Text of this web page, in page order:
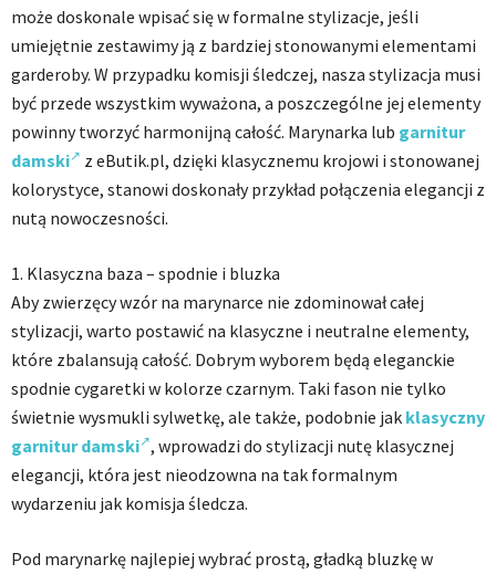
może doskonale wpisać się w formalne stylizacje, jeśli
umiejętnie zestawimy ją z bardziej stonowanymi elementami
garderoby. W przypadku komisji śledczej, nasza stylizacja musi
być przede wszystkim wyważona, a poszczególne jej elementy
powinny tworzyć harmonijną całość. Marynarka lub garnitur
damski
z eButik.pl, dzięki klasycznemu krojowi i stonowanej
kolorystyce, stanowi doskonały przykład połączenia elegancji z
nutą nowoczesności.
1. Klasyczna baza – spodnie i bluzka
Aby zwierzęcy wzór na marynarce nie zdominował całej
stylizacji, warto postawić na klasyczne i neutralne elementy,
które zbalansują całość. Dobrym wyborem będą eleganckie
spodnie cygaretki w kolorze czarnym. Taki fason nie tylko
świetnie wysmukli sylwetkę, ale także, podobnie jak klasyczny
garnitur damski , wprowadzi do stylizacji nutę klasycznej
elegancji, która jest nieodzowna na tak formalnym
wydarzeniu jak komisja śledcza.
Pod marynarkę najlepiej wybrać prostą, gładką bluzkę w